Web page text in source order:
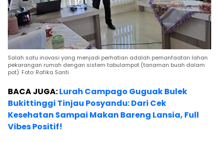
Salah satu inovasi yang menjadi perhatian adalah pemanfaatan lahan
pekarangan rumah dengan sistem tabulampot (tanaman buah dalam
pot). Foto: Rafika Santi
BACA JUGA:Lurah Campago Guguak Bulek
Bukittinggi Tinjau Posyandu: Dari Cek
Kesehatan Sampai Makan Bareng Lansia, Full
Vibes Positif!